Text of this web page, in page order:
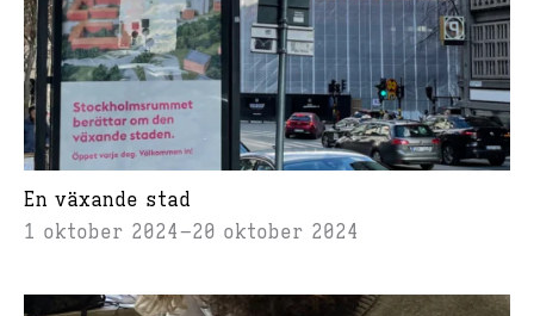
En växande stad
1 oktober 2024
20 oktober 2024